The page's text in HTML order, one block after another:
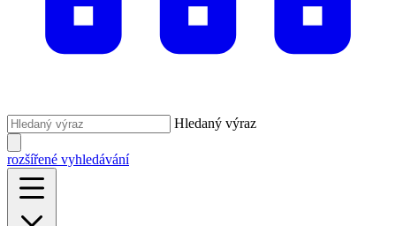
Hledaný výraz
rozšířené vyhledávání